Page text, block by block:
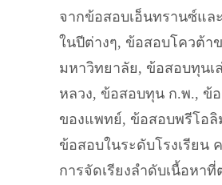
จากข้อสอบเอ็นทรานซ์แ
ในปีต่างๆ, ข้อสอบโควต้า
มหาวิทยาลัย, ข้อสอบทุนเ
หลวง, ข้อสอบทุน ก.พ., ข้
ของแพทย์, ข้อสอบพรีโอลิ
ข้อสอบในระดับโรงเรียน
การจัดเรียงลำดับเนื้อหาที่